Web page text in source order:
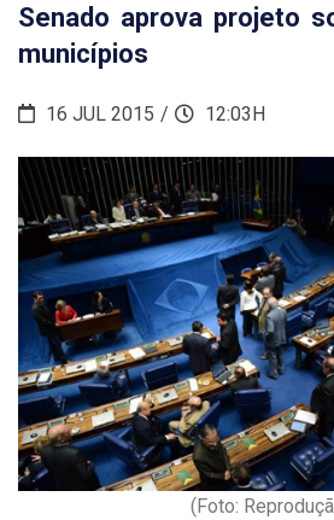
Senado aprova projeto
municípios
16 JUL 2015 12:03H
(Foto: